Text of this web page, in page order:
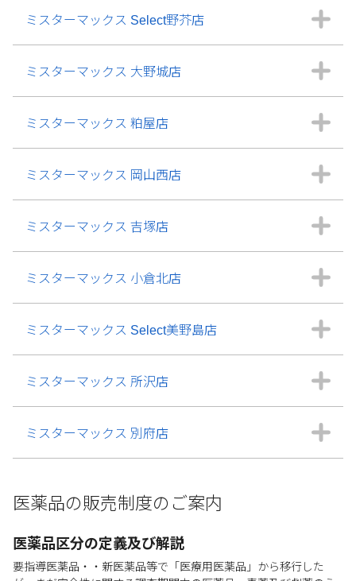
ミスターマックス Select野芥店
ミスターマックス 大野城店
ミスターマックス 粕屋店
ミスターマックス 岡山西店
ミスターマックス 吉塚店
ミスターマックス 小倉北店
ミスターマックス Select美野島店
ミスターマックス 所沢店
ミスターマックス 別府店
医薬品の販売制度のご案内
医薬品区分の定義及び解説
要指導医薬品・・新医薬品等で「医療用医薬品」から移行した